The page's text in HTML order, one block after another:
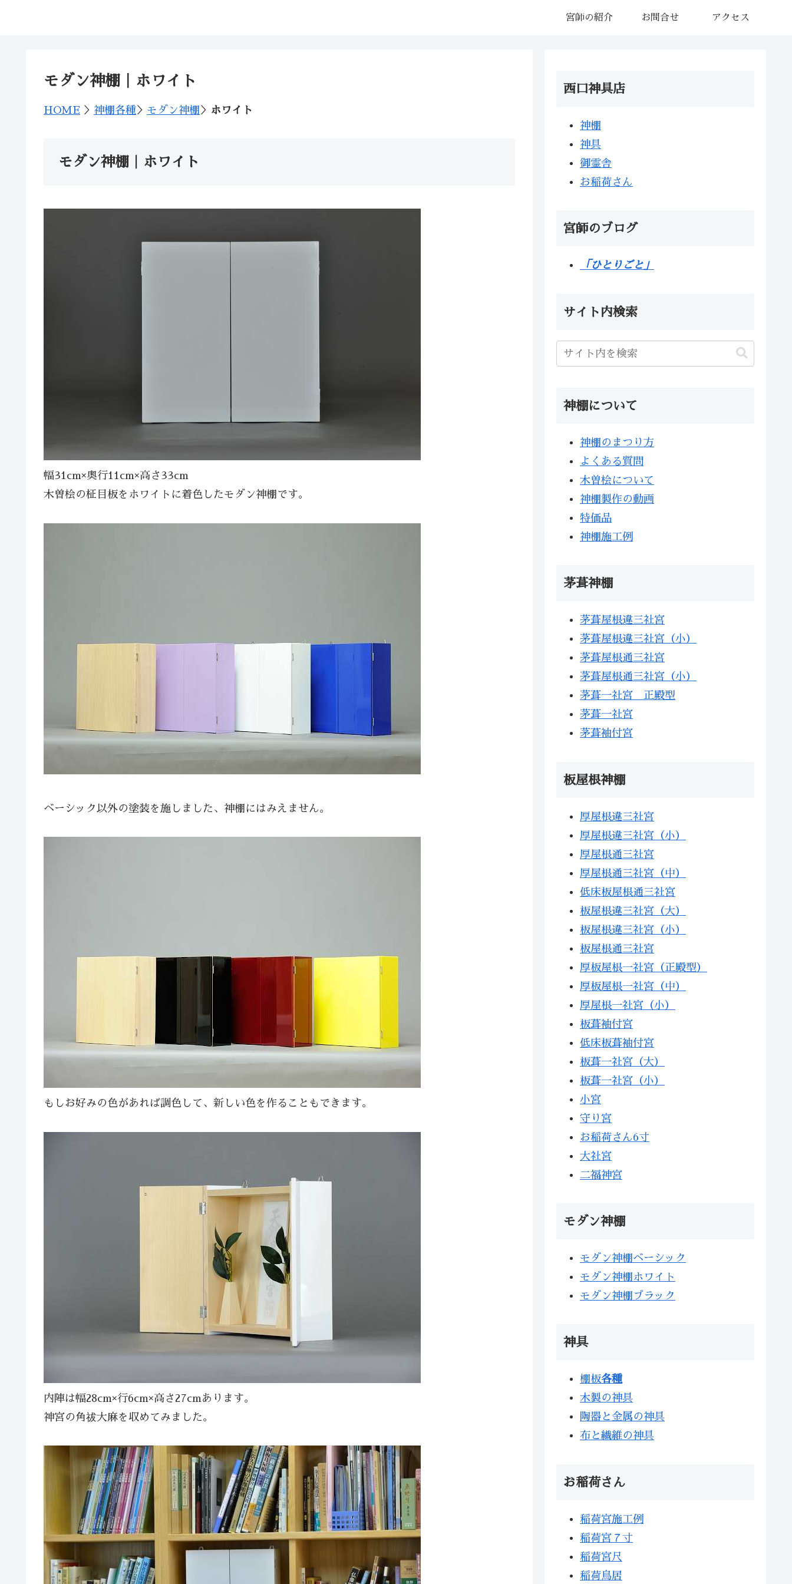
宮師の紹介 お問合せ アクセス
モダン神棚｜ホワイト
HOME ＞ 神棚各種＞ モダン神棚 ＞ ホワイト
モダン神棚｜ホワイト
幅31cm×奥行11cm×高さ33cm
木曽桧の柾目板をホワイトに着色したモダン神棚です。
ベーシック以外の塗装を施しました、神棚にはみえません。
もしお好みの色があれば調色して、新しい色を作ることもできます。
内陣は幅28cm×行6cm×高さ27cmあります。
神宮の角祓大麻を収めてみました。
西口神具店
神棚
神具
御霊舎
お稲荷さん
宮師のブログ
「ひとりごと」
サイト内検索
神棚について
神棚のまつり方
よくある質問
木曽桧について
神棚製作の動画
特価品
神棚施工例
茅葺神棚
茅葺屋根違三社宮
茅葺屋根違三社宮（小）
茅葺屋根通三社宮
茅葺屋根通三社宮（小）
茅葺一社宮 正殿型
茅葺一社宮
茅葺袖付宮
板屋根神棚
厚屋根違三社宮
厚屋根違三社宮（小）
厚屋根通三社宮
厚屋根通三社宮（中）
低床板屋根通三社宮
板屋根違三社宮（大）
板屋根違三社宮（小）
板屋根通三社宮
厚板屋根一社宮（正殿型）
厚板屋根一社宮（中）
厚屋根一社宮（小）
板葺袖付宮
低床板葺袖付宮
板葺一社宮（大）
板葺一社宮（小）
小宮
守り宮
お稲荷さん6寸
大社宮
二福神宮
モダン神棚
モダン神棚ベーシック
モダン神棚ホワイト
モダン神棚ブラック
神具
棚板各種
木製の神具
陶器と金属の神具
布と繊維の神具
お稲荷さん
稲荷宮施工例
稲荷宮７寸
稲荷宮尺
稲荷鳥居